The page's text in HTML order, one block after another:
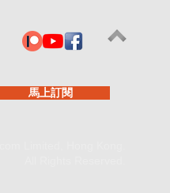
馬上訂閱